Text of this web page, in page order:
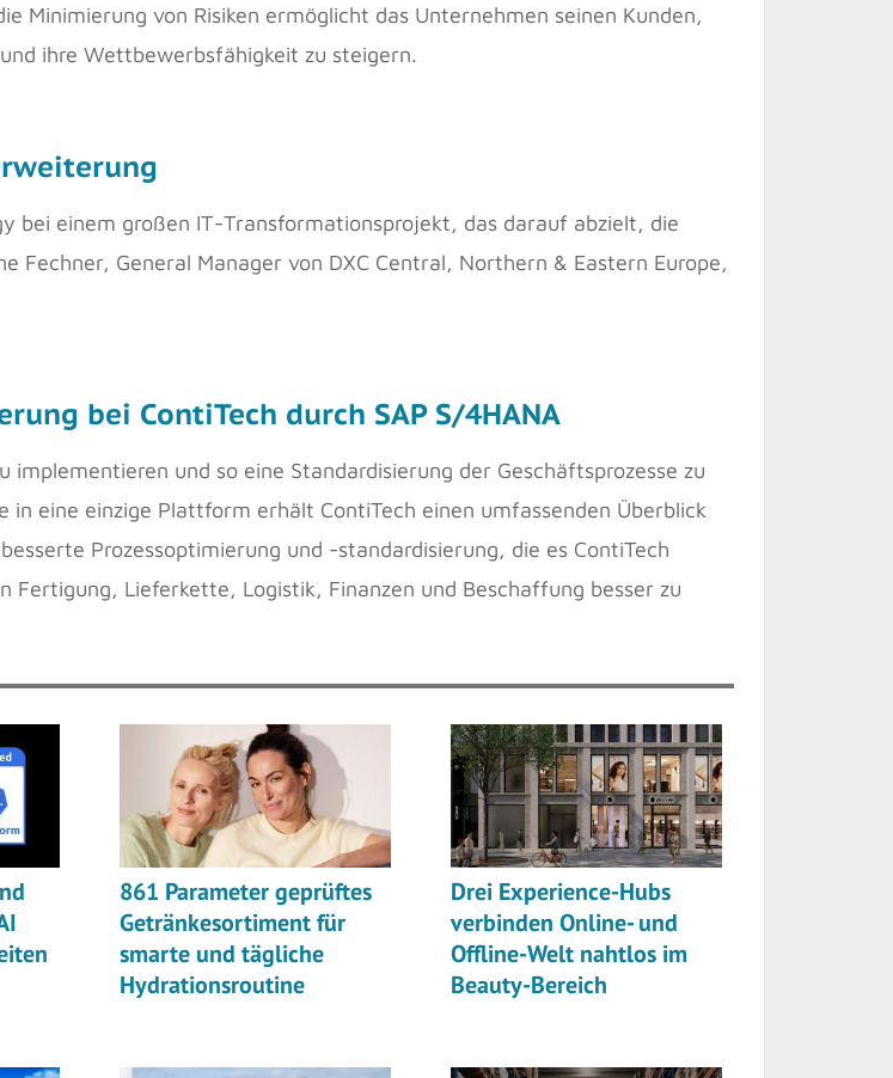
Minimierung von Risiken ermöglicht das Unternehmen seinen Kunden,
ihre Wettbewerbsfähigkeit zu steigern.
bei einem großen IT-Transformationsprojekt, das darauf abzielt, die
Fechner, General Manager von DXC Central, Northern & Eastern Europe,
bei ContiTech durch SAP S/4HANA
implementieren und so eine Standardisierung der Geschäftsprozesse zu
eine einzige Plattform erhält ContiTech einen umfassenden Überblick
Prozessoptimierung und -standardisierung, die es ContiTech
Lieferkette, Logistik, Finanzen und Beschaffung besser zu
861 Parameter geprüftes
Getränkesortiment für
smarte und tägliche
Hydrationsroutine
Drei Experience-Hubs
verbinden Online- und
Offline-Welt nahtlos im
Beauty-Bereich